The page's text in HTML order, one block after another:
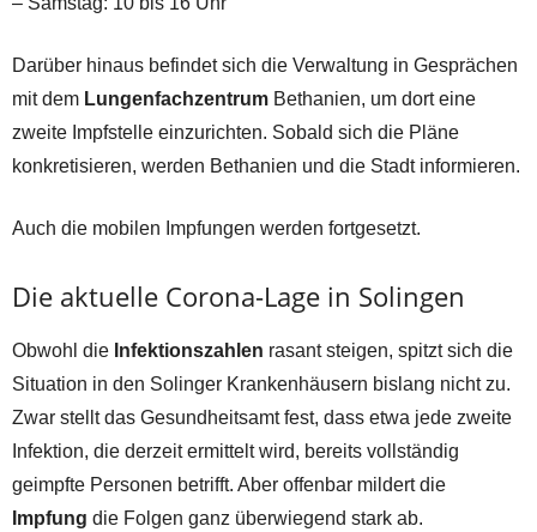
Darüber hinaus befindet sich die Verwaltung in Gesprächen
mit dem Lungenfachzentrum Bethanien, um dort eine
zweite Impfstelle einzurichten. Sobald sich die Pläne
konkretisieren, werden Bethanien und die Stadt informieren.
Auch die mobilen Impfungen werden fortgesetzt.
Die aktuelle Corona-Lage in Solingen
Obwohl die Infektionszahlen rasant steigen, spitzt sich die
Situation in den Solinger Krankenhäusern bislang nicht zu.
Zwar stellt das Gesundheitsamt fest, dass etwa jede zweite
Infektion, die derzeit ermittelt wird, bereits vollständig
geimpfte Personen betrifft. Aber offenbar mildert die
Impfung die Folgen ganz überwiegend stark ab.